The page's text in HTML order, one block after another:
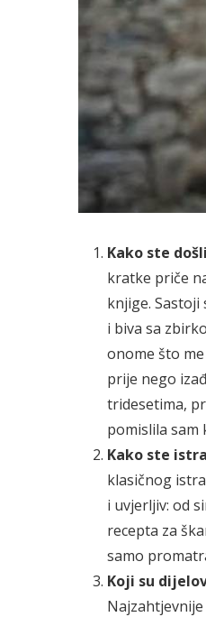
Kako ste
kratke priče
knjige. Sastoji
i biva sa
onome što
prije nego
tridesetima,
pomislila sam
Kako ste
klasičnog
i uvjerljiv: od
recepta za
samo
Koji